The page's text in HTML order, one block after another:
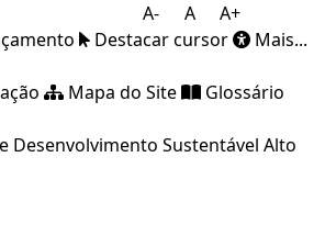
A- A A+
Destacar cursor
Mais...
Mapa do Site Glossário
Desenvolvimento Sustentável Alto